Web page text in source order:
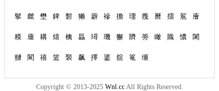
鬇 虤 壄 錍 磛 獭 廦 襂 擔 璢 薎 曆 擂 鴐 廥
糢 廧 耩 熺 檎 螶 璕 璣 獬 隮 篣 瞰 賳 憹 闍
翴 閵 禧 篮 褧 飙 擇 錃 舘 篭 缰
Copyright © 2013-2025 Wnl.ccAll Rights Reserved.